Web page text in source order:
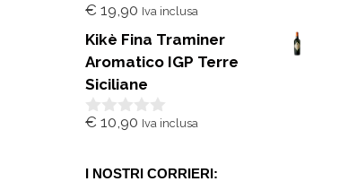
0
u
5
€ 19,90 Iva inclusa
Kikè Fina Traminer
Aromatico IGP Terre
Siciliane
0
5
€ 10,90 Iva inclusa
I NOSTRI CORRIERI: